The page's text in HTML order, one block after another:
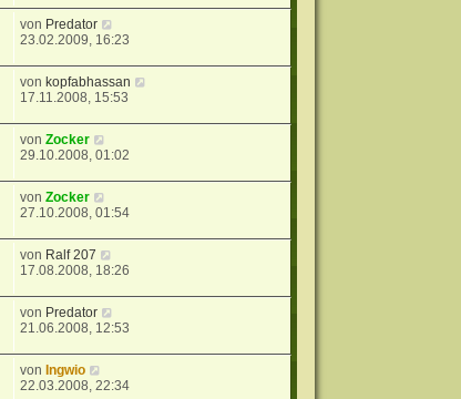
von Predator
23.02.2009, 16:23
von kopfabhassan
17.11.2008, 15:53
vonZocker
29.10.2008, 01:02
vonZocker
27.10.2008, 01:54
von Ralf 207
17.08.2008, 18:26
von Predator
21.06.2008, 12:53
von Ingwio
22.03.2008, 22:34